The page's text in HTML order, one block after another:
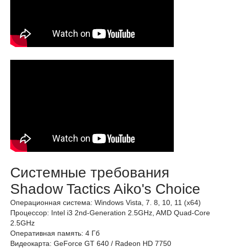
Системные требования
Shadow Tactics Aiko's Choice
Операционная система: Windows Vista, 7. 8, 10, 11 (x64)
Процессор: Intel i3 2nd-Generation 2.5GHz, AMD Quad-Core
2.5GHz
Оперативная память: 4 Гб
Видеокарта: GeForce GT 640 / Radeon HD 7750